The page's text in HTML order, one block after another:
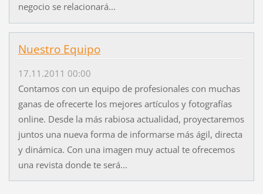
negocio se relacionará...
Nuestro Equipo
17.11.2011 00:00
Contamos con un equipo de profesionales con muchas
ganas de ofrecerte los mejores artículos y fotografías
online. Desde la más rabiosa actualidad, proyectaremos
juntos una nueva forma de informarse más ágil, directa
y dinámica. Con una imagen muy actual te ofrecemos
una revista donde te será...